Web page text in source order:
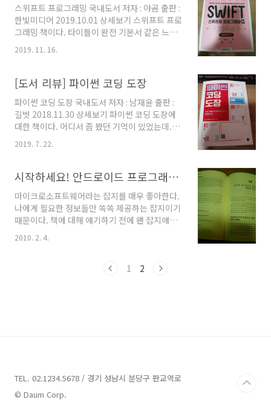
있다는 사실이었다. 그래서 받은 특별한 경험은
웹 페이지를 보는 느낌이 든다는 사실이었다. 잘
정리해놓은 웹 페이지를 종이로 출력해서 보는
느낌이다. 그만큼 친숙함이 와 닿았다. 일단 단계
트에 대한 부분과, 플러터의 내부 구..
스위프트 프로그래밍 국내도서 저자 : 야곰 출판 :
한빛미디어 2019.10.01 상세보기 스위프트 프로
그래밍 책이다. 타이틀이 완전 기본서 같은 느낌
을 강하게 가져다 주는 책이다. 이 책을 읽을 때도
그런 느낌이었다. 이 언어의 기본부터 일정 패턴
꼼한 느낌도 들었고, 하지만, 그렇기 때문에 재미
는 덜 한 느낌이 드는 것도 사실이었다. 그래서 이
책은 한번 정독하기는 힘든 책이지만, 책 꽂이에
서 쉽게 빼내어 버릴 수도 없는 책이다. 스위프트
프로그래밍에 조금이라도 연관되어 있다면, 언제
든 이 책을 레퍼런스 삼아서 진행할 날이 분명이
러가 매번 바뀌었다. 버전에 ..
2019. 11. 16.
[도서 리뷰] 파이썬 코딩 도장
파이썬 코딩 도장 국내도서 저자 : 남재윤 출판 :
길벗 2018.11.30 상세보기 파이썬 코딩 도장에
대한 책이다. 어디서 좀 봤던 기억이 있었는데..
딩도장이라길래.. 태권도장과 같은, 프로그래밍
다. 그래서 알고리즘 훈련해주는 다양한 사이트
와 같이 그러한 역할을 해주는 사이트에 대한 튜
토리얼과 같은 책이라고 생각했다. 그런데 그게
아니었다. 파이썬 코딩도장이라고 구글에 검색하
면 나오는 바로 첫 링크에, 이 책의 표지와 동일한
표지의 이미지와 함께 그 내용이 있다. 그 내용이
의 사이트 이름이 코딩도장 사이트이다. 무..
2019. 7. 22.
시작하세요! 안드로이드 프로그래밍 / 위키북스
마이크로소프트웨어라는 잡지를 매우 좋아한다.
나에게 필요한 정보들만 쏙쏙 제공하는 잡지이기
때문이다. 책에 대해 얘기하기 전에 왠 잡지얘기
모하여 경품으로 받았다. 그래서 더 나에겐 기억
드 프로젝트에 참여하기 위해 막 공부를 한창 하
2010. 2. 4.
1 2
TEL. 02.1234.5678 / 경기 성남시 분당구 판교역로
© Daum Corp.